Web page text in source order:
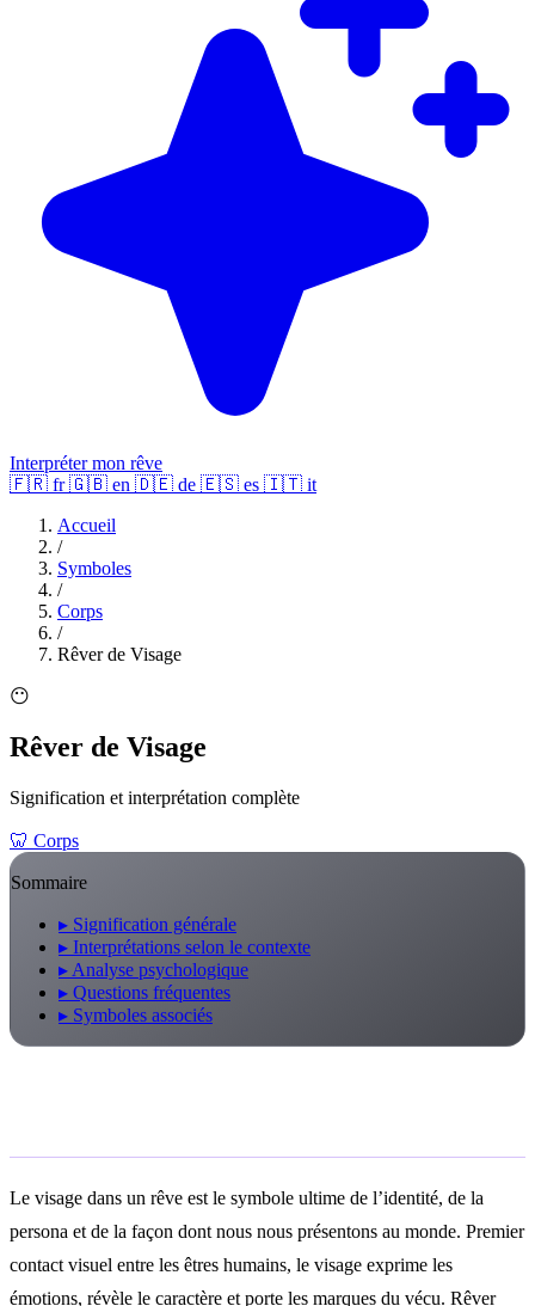
Interpréter mon rêve
🇫🇷 fr 🇬🇧 en 🇩🇪 de 🇪🇸 es 🇮🇹 it
Accueil
/
Symboles
/
Corps
/
Rêver de Visage
😶
Rêver de Visage
Signification et interprétation complète
🦷 Corps
Sommaire
▸ Signification générale
▸ Interprétations selon le contexte
▸ Analyse psychologique
▸ Questions fréquentes
▸ Symboles associés
Le visage dans un rêve est le symbole ultime de l’identité, de la
persona et de la façon dont nous nous présentons au monde. Premier
contact visuel entre les êtres humains, le visage exprime les
émotions, révèle le caractère et porte les marques du vécu. Rêver